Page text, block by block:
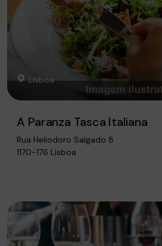
Lisboa
A Paranza Tasca Italiana
Rua Heliodoro Salgado 8
1170-176 Lisboa